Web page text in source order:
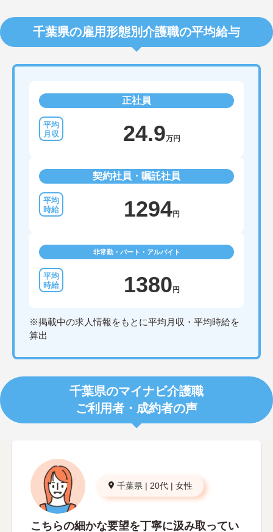
千葉県の雇用形態別介護職の平均給与
正社員
24.9万円
契約社員・嘱託社員
1294円
非常勤・パート・アルバイト
1380 円
※掲載中の求人情報をもとに平均月収・平均時給を
算出
千葉県のマイナビ介護職
ご利用者・成約者の声
千葉県 | 20代 | 女性
こちらの細かな要望を丁寧に汲み取ってい